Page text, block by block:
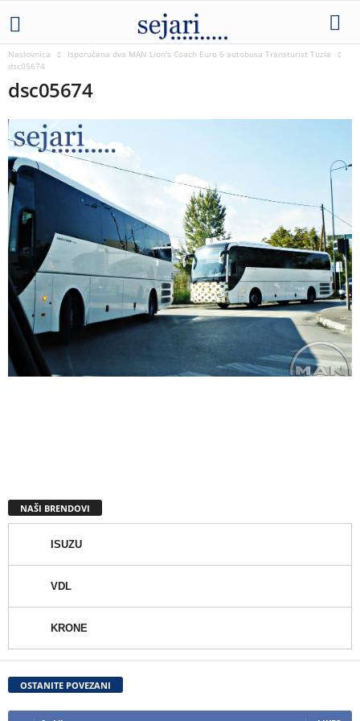
Naslovnica
Isporučena dva MAN Lion's Coach Euro 6 autobusa Transturist Tuzla
dsc05674
dsc05674
NAŠI BRENDOVI
ISUZU
VDL
KRONE
OSTANITE POVEZANI